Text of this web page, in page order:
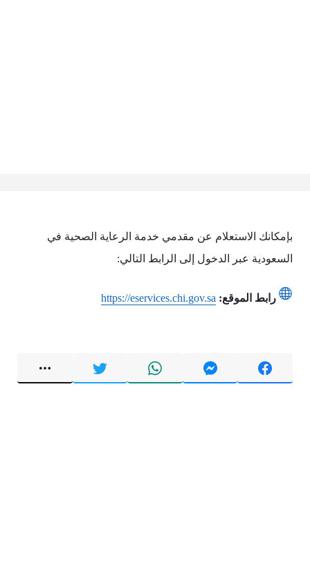
بإمكانك الاستعلام عن مقدمي خدمة الرعاية الصحية في
السعودية عبر الدخول إلى الرابط التالي:
رابط الموقع: https://eservices.chi.gov.sa